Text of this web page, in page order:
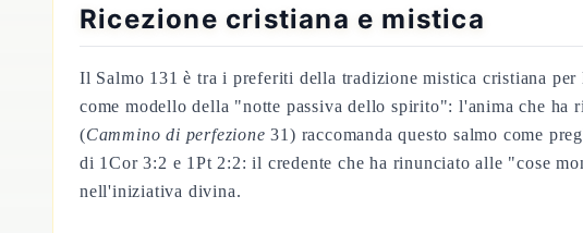
Ricezione cristiana e mistica
Il Salmo 131 è tra i preferiti della tradizione mistica cristiana
come modello della "notte passiva dello spirito": l'anima che ha
(Cammino di perfezione 31) raccomanda questo salmo come
di 1Cor 3:2 e 1Pt 2:2: il credente che ha rinunciato alle "cose
nell'iniziativa divina.